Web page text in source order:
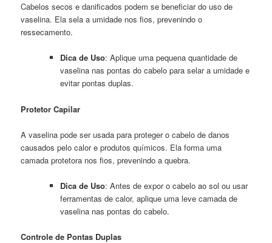
Cabelos secos e danificados podem se beneficiar do uso de
vaselina. Ela sela a umidade nos fios, prevenindo o
ressecamento.
Dica de Uso: Aplique uma pequena quantidade de
vaselina nas pontas do cabelo para selar a umidade e
evitar pontas duplas.
Protetor Capilar
A vaselina pode ser usada para proteger o cabelo de danos
causados pelo calor e produtos químicos. Ela forma uma
camada protetora nos fios, prevenindo a quebra.
Dica de Uso: Antes de expor o cabelo ao sol ou usar
ferramentas de calor, aplique uma leve camada de
vaselina nas pontas do cabelo.
Controle de Pontas Duplas